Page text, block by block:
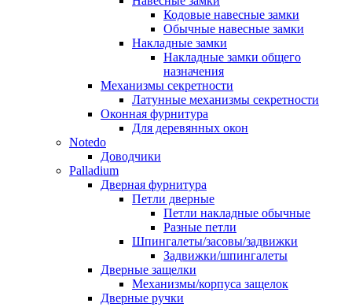
Кодовые навесные замки
Обычные навесные замки
Накладные замки
Накладные замки общего
назначения
Механизмы секретности
Латунные механизмы секретности
Оконная фурнитура
Для деревянных окон
Notedo
Доводчики
Palladium
Дверная фурнитура
Петли дверные
Петли накладные обычные
Разные петли
Шпингалеты/засовы/задвижки
Задвижки/шпингалеты
Дверные защелки
Механизмы/корпуса защелок
Дверные ручки